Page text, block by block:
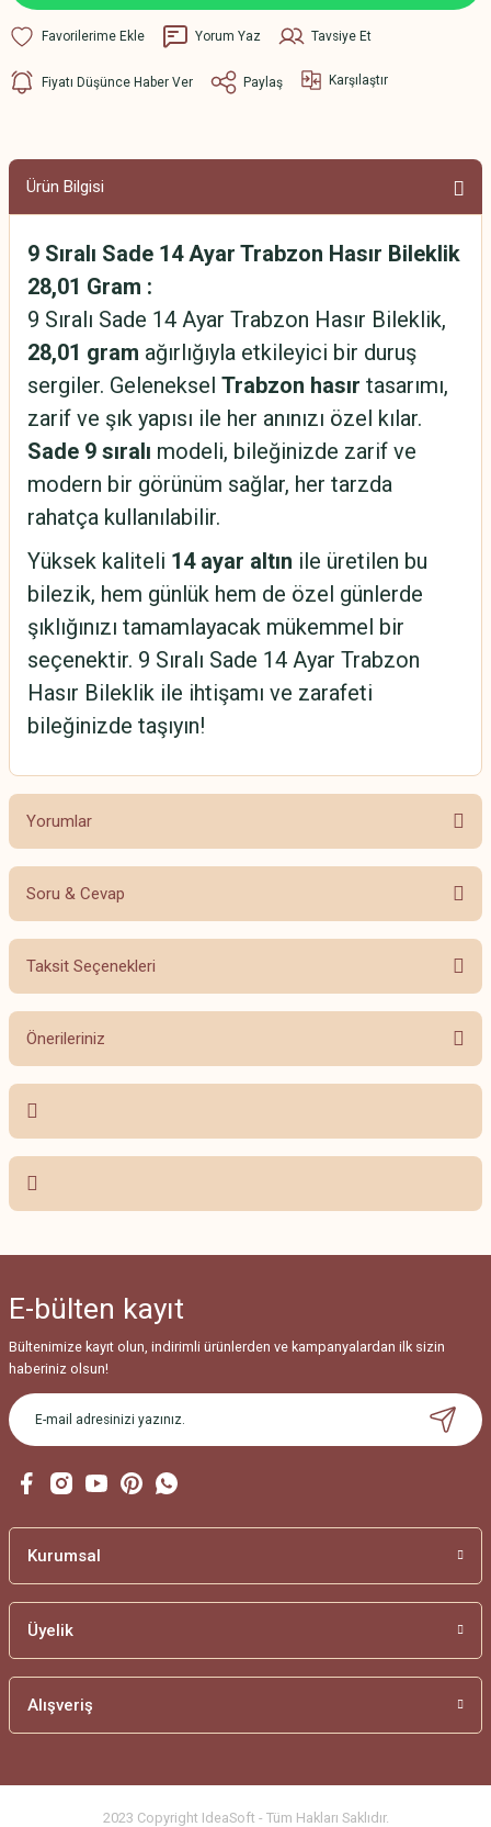
Yorum Yaz Tavsiye Et
Fiyatı Düşünce Haber Ver Paylaş Karşılaştır
Ürün Bilgisi
9 Sıralı Sade 14 Ayar Trabzon Hasır Bileklik
28,01 Gram :
9 Sıralı Sade 14 Ayar Trabzon Hasır Bileklik,
28,01 gram ağırlığıyla etkileyici bir duruş
sergiler. Geleneksel Trabzon hasır tasarımı,
zarif ve şık yapısı ile her anınızı özel kılar.
Sade 9 sıralı modeli, bileğinizde zarif ve
modern bir görünüm sağlar, her tarzda
rahatça kullanılabilir.
Yüksek kaliteli 14 ayar altın ile üretilen bu
bilezik, hem günlük hem de özel günlerde
şıklığınızı tamamlayacak mükemmel bir
seçenektir. 9 Sıralı Sade 14 Ayar Trabzon
Hasır Bileklik ile ihtişamı ve zarafeti
bileğinizde taşıyın!
Yorumlar
Bu ürüne ilk yorumu siz yapın!
Soru & Cevap
Ürün hakkında henüz soru sorulmamış.
Taksit Seçenekleri
Önerileriniz
Bu ürünün fiyat bilgisi, resim, ürün açıklamalarında ve diğer konularda
yetersiz gördüğünüz noktaları öneri formunu kullanarak tarafımıza
iletebilirsiniz.
Ürün fiyatı diğer sitelerden daha pahalı.
Bu ürüne benzer farklı alternatifler olmalı.
E-bülten kayıt
Bültenimize kayıt olun, indirimli ürünlerden ve kampanyalardan ilk sizin
haberiniz olsun!
Kurumsal
Üyelik
Alışveriş
2023 Copyright IdeaSoft - Tüm Hakları Saklıdır.